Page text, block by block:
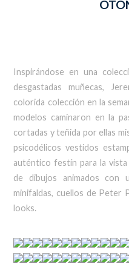
Inspirándose en una
desgastadas muñecas,
colorida colección en la
modelos caminaron en la
cortadas y teñida por ellas
psicodélicos vestidos
auténtico festín para la
de dibujos animados con
minifaldas, cuellos de Peter
looks.